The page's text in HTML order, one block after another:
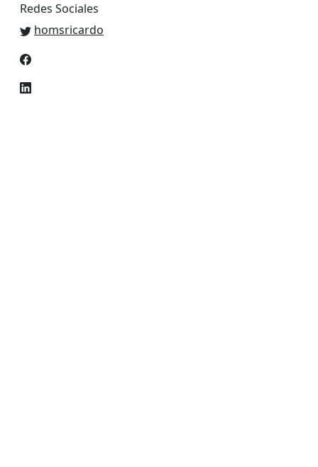
Redes Sociales
homsricardo